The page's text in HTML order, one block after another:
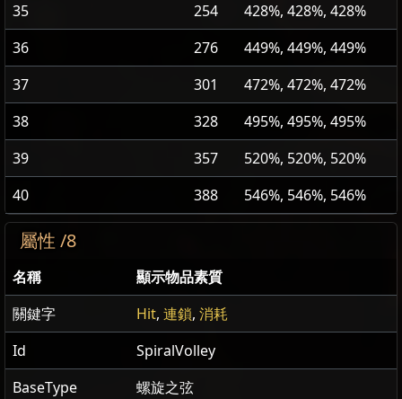
35
254
428%, 428%, 428%
36
276
449%, 449%, 449%
37
301
472%, 472%, 472%
38
328
495%, 495%, 495%
39
357
520%, 520%, 520%
40
388 546%, 546%, 546%
屬性 /8
名稱
顯示物品素質
關鍵字
Hit, 連鎖, 消耗
Id
SpiralVolley
BaseType
螺旋之弦